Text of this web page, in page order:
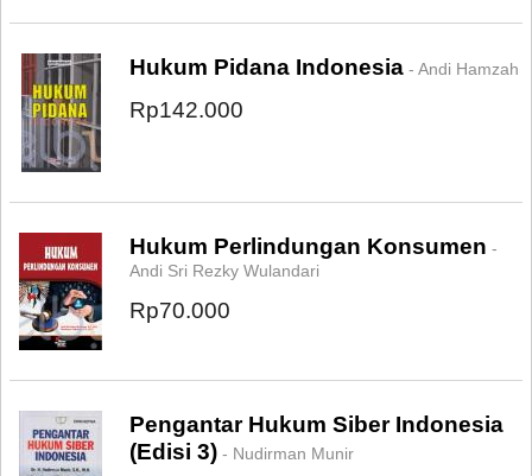
Hukum Pidana Indonesia - Andi Hamzah
Rp142.000
Hukum Perlindungan Konsumen -
Andi Sri Rezky Wulandari
Rp70.000
Pengantar Hukum Siber Indonesia
(Edisi 3) - Nudirman Munir